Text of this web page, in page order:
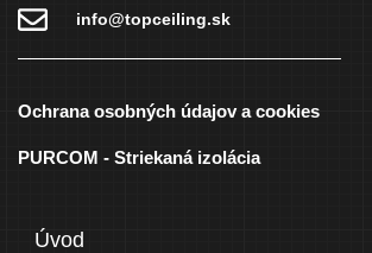
info@topceiling.sk
Ochrana osobných údajov a cookies
PURCOM - Striekaná izolácia
Úvod